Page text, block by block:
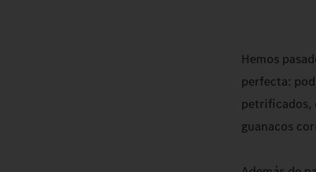
Hemos
perfecta:
petrificados,
guanacos